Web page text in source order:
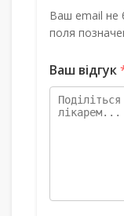
Ваш email не
поля
Ваш відгук